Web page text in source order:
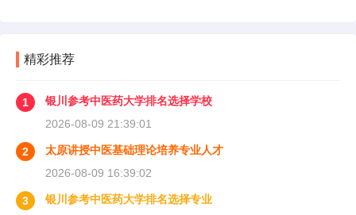
精彩推荐
1
银川参考中医药大学排名选择学校
2026-08-09 21:39:01
2
太原讲授中医基础理论培养专业人才
2026-08-09 16:39:02
3
银川参考中医药大学排名选择专业